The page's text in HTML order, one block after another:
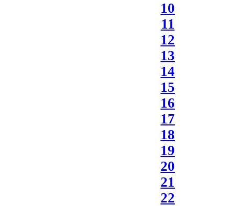
10
11
12
13
14
15
16
17
18
19
20
21
22